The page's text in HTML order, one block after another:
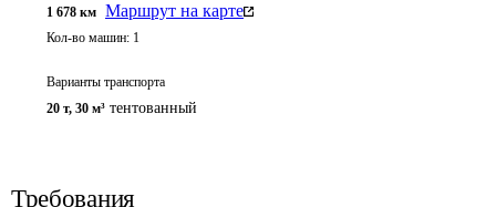
1 678 км Маршрут на карте
Кол-во машин: 1
Варианты транспорта
20 т, 30 м³ тентованный
Требования